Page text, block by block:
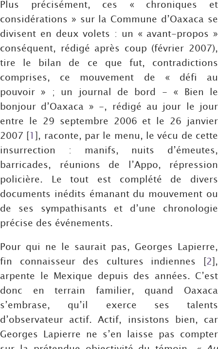
Plus précisément, ces « chroniques et
considérations » sur la Commune d’Oaxaca se
divisent en deux volets : un « avant-propos »
conséquent, rédigé après coup (février 2007),
tire le bilan de ce que fut, contradictions
comprises, ce mouvement de « défi au
pouvoir » ; un journal de bord - « Bien le
bonjour d’Oaxaca » -, rédigé au jour le jour
entre le 29 septembre 2006 et le 26 janvier
2007 [1], raconte, par le menu, le vécu de cette
insurrection : manifs, nuits d’émeutes,
barricades, réunions de l’Appo, répression
policière. Le tout est complété de divers
documents inédits émanant du mouvement ou
de ses sympathisants et d’une chronologie
précise des événements.
Pour qui ne le saurait pas, Georges Lapierre,
fin connaisseur des cultures indiennes [2],
arpente le Mexique depuis des années. C’est
donc en terrain familier, quand Oaxaca
s’embrase, qu’il exerce ses talents
d’observateur actif. Actif, insistons bien, car
Georges Lapierre ne s’en laisse pas compter